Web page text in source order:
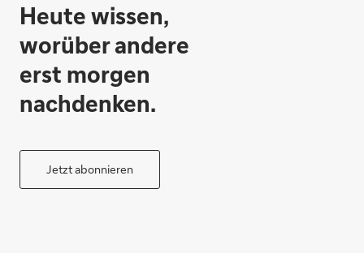
Heute wissen,
worüber andere
erst morgen
nachdenken.
Jetzt abonnieren